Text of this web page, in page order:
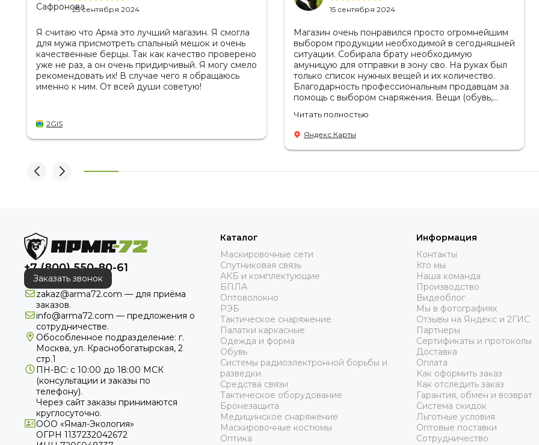
25 сентября 2024
Я считаю что Арма это лучший магазин. Я смогла
для мужа присмотреть спальный мешок и очень
качественные берцы. Так как качество проверено
уже не раз, а он очень придирчивый. Я могу смело
рекомендовать их! В случае чего я обращаюсь
именно к ним. От всей души советую!
2GIS
15 сентября 2024
Магазин очень понравился просто огромнейшим
выбором продукции необходимой в сегодняшней
ситуации. Собирала брату необходимую
амуницую для отправки в зону сво. На руках был
только список нужных вещей и их количество.
Благодарность профессиональным продавцам за
помощь с выбором снаряжения. Вещи (обувь,
российское производство. Бонусом докупила
пару маскировочных сетей от фабрики. Они
всегда пригодятся.
Читать полностью
Яндекс Карты
+7 (800) 550-80-61
Заказать звонок
zakaz@arma72.com — для приёма
заказов.
info@arma72.com — предложения о
сотрудничестве.
Обособленное подразделение: г.
Москва, ул. Краснобогатырская, 2
стр.1
ПН-ВС: с 10:00 до 18:00 МСК
(консультации и заказы по
телефону).
Через сайт заказы принимаются
круглосуточно.
ООО «Ямал-Экология»
ОГРН 1137232042672
Каталог
Маскировочные сети
Спутниковая связь
АКБ и комплектующие
БПЛА
Оптоволокно
РЭБ
Тактическое снаряжение
Палатки каркасные
Одежда и форма
Обувь
Системы радиоэлектронной борьбы и
разведки
Средства связи
Тактическое оборудование
Бронезащита
Медицинское снаряжение
Маскировочные костюмы
Оптика
Информация
Контакты
Кто мы
Наша команда
Производство
Видеоблог
Мы в фотографиях
Отзывы на Яндекс и 2ГИС
Партнеры
Сертификаты и протоколы
Доставка
Оплата
Как оформить заказ
Как отследить заказ
Гарантия, обмен и возврат
Система скидок
Льготные условия
Оптовые поставки
Сотрудничество